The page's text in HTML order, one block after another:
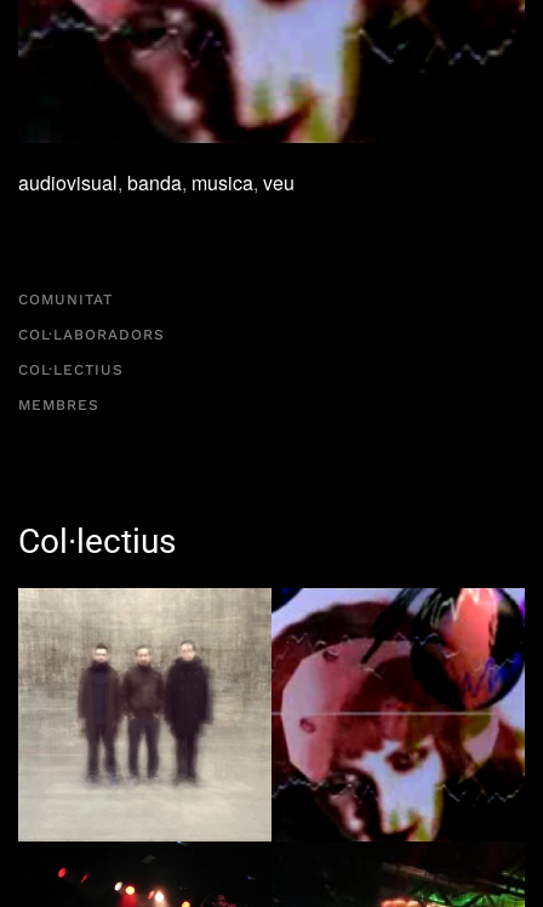
audiovisual, banda, musica, veu
COMUNITAT
COL·LABORADORS
COL·LECTIUS
MEMBRES
Col·lectius